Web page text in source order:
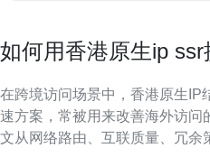
如何用香港原生ip ssr
在跨境访问场景中，香港原生IP
速方案，常被用来改善海外访问
文从网络路由、互联质量、冗余